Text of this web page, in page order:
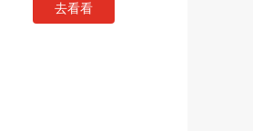
去看看